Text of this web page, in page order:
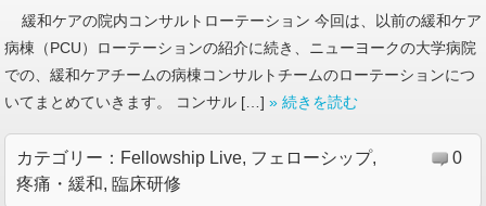
緩和ケアの院内コンサルトローテーション 今回は、以前の緩和ケア
病棟（PCU）ローテーションの紹介に続き、ニューヨークの大学病院
での、緩和ケアチームの病棟コンサルトチームのローテーションにつ
いてまとめていきます。 コンサル […] » 続きを読む
カテゴリー： Fellowship Live, フェローシップ,
疼痛・緩和, 臨床研修
0